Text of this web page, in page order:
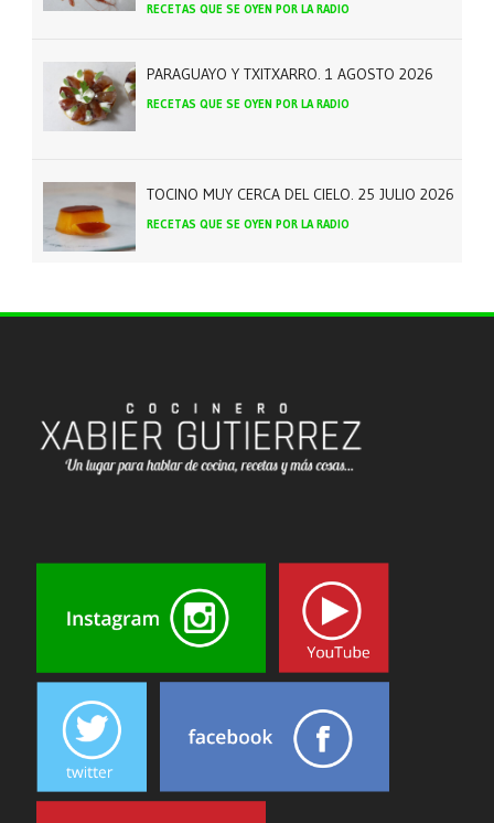
RECETAS QUE SE OYEN POR LA RADIO
PARAGUAYO Y TXITXARRO. 1 AGOSTO 2026
RECETAS QUE SE OYEN POR LA RADIO
TOCINO MUY CERCA DEL CIELO. 25 JULIO 2026
RECETAS QUE SE OYEN POR LA RADIO